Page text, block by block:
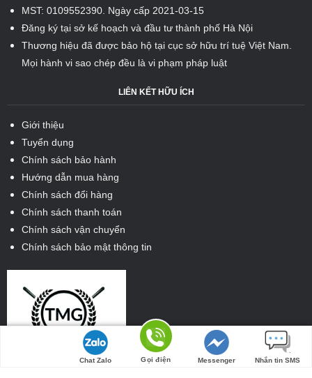
MST: 0109552390. Ngày cấp 2021-03-15
Đăng ký tại sở kế hoạch và đầu tư thành phố Hà Nội
Thương hiệu đã được bảo hộ tại cục sở hữu trí tuệ Việt Nam.
Mọi hành vi sao chép đều là vi phạm pháp luật
LIÊN KẾT HỮU ÍCH
Giới thiệu
Tuyển dụng
Chính sách bảo hành
Hướng dẫn mua hàng
Chính sách đổi hàng
Chính sách thanh toán
Chính sách vận chuyển
Chính sách bảo mật thông tin
Chat Zalo Gọi điện Messenger Nhắn tin SMS